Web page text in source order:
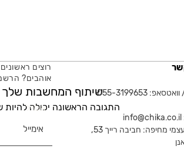
שיתוף המחשבות שלך
התגובה הראשונה יכולה להיות
רוצים
אוהבים?
אימייל
055-3199653
מחיפה: חביבה רייך 53,